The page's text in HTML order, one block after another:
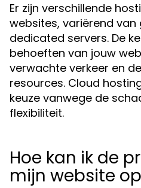
Er zijn verschillende
websites, variërend
dedicated servers. De
behoeften van jouw
verwachte verkeer en
resources. Cloud
keuze vanwege de
flexibiliteit.
Hoe kan ik de
mijn website